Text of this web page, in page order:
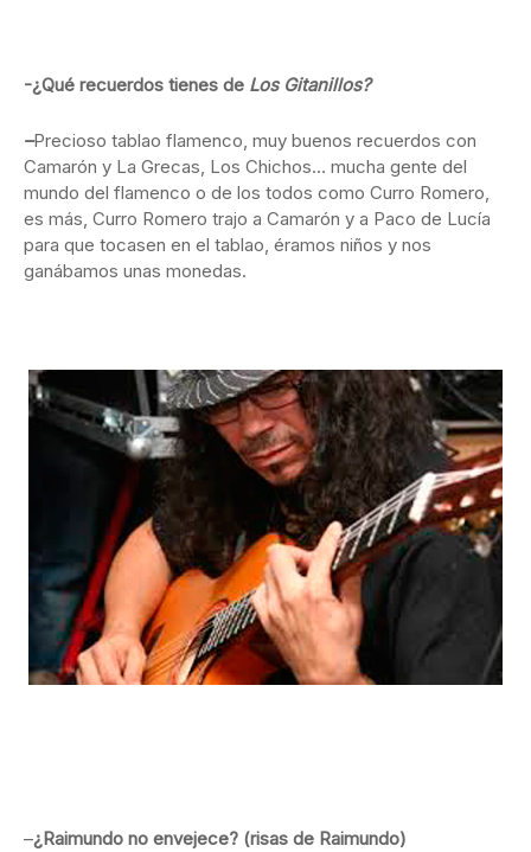
-¿Qué recuerdos tienes de Los Gitanillos?
–Precioso tablao flamenco, muy buenos recuerdos con
Camarón y La Grecas, Los Chichos… mucha gente del
mundo del flamenco o de los todos como Curro Romero,
es más, Curro Romero trajo a Camarón y a Paco de Lucía
para que tocasen en el tablao, éramos niños y nos
ganábamos unas monedas.
–¿Raimundo no envejece? (risas de Raimundo)